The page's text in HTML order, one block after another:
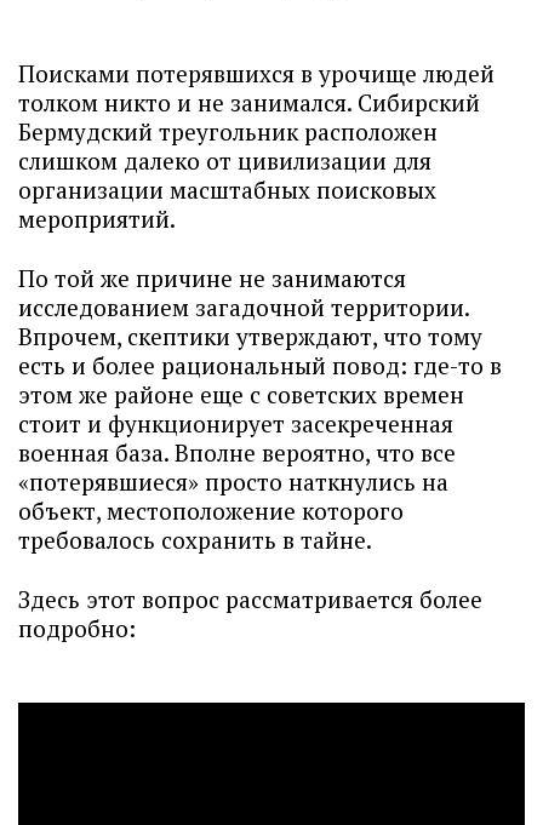
Поисками потерявшихся в урочище людей
толком никто и не занимался. Сибирский
Бермудский треугольник расположен
слишком далеко от цивилизации для
организации масштабных поисковых
мероприятий.
По той же причине не занимаются
исследованием загадочной территории.
Впрочем, скептики утверждают, что тому
есть и более рациональный повод: где-то в
этом же районе еще с советских времен
стоит и функционирует засекреченная
военная база. Вполне вероятно, что все
«потерявшиеся» просто наткнулись на
объект, местоположение которого
требовалось сохранить в тайне.
Здесь этот вопрос рассматривается более
подробно: